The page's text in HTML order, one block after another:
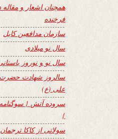
همچنان اشعار و مقاله
فرخنده
سازمان مدافعین کابل
سال نو میلادی
سال نو و نوروز
سالروز شهادت حضرت
علی (ع)
سروده آتش {
}
سولاتی از کاکا ترجمان